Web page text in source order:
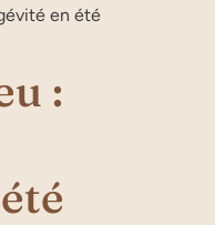
en été
: